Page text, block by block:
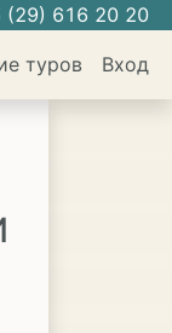
(29) 616 20 20
туров Вход